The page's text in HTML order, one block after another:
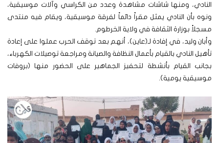
النادي، ومنها شاشات مشاهدة وعدد من الكراسي وآلات موسيقية،
ونوه بأن النادي يمثل مقراً دائماً لفرقة موسيقية، ويقام فيه منتدى
مسجلاً بوزارة الثقافة في ولاية الخرطوم.
وأبان وليد، في إفادة لـ(عاين)، أنهم بعد توقف الحرب عملوا على إعادة
تأهيل النادي بالقيام بأعمال النظافة والصيانة ومراجعة توصيلات الكهرباء،
بجانب القيام بأنشطة لتحفيز الجماهير على الحضور منها (بروفات
موسيقية يومية).